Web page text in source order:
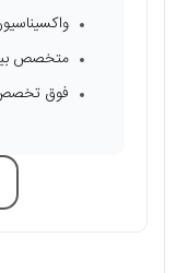
متخصص
فوق تخصص